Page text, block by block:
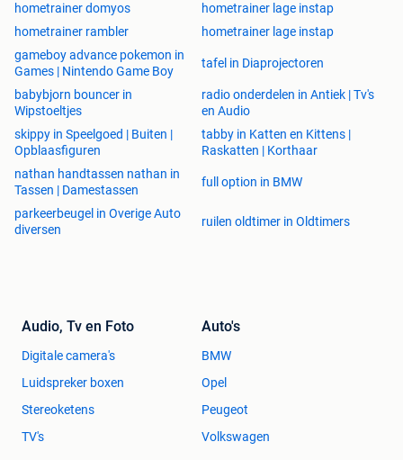
hometrainer domyos
hometrainer lage instap
hometrainer rambler
hometrainer lage instap
gameboy advance pokemon in
Games | Nintendo Game Boy
tafel in Diaprojectoren
babybjorn bouncer in
Wipstoeltjes
radio onderdelen in Antiek | Tv's
en Audio
skippy in Speelgoed | Buiten |
Opblaasfiguren
tabby in Katten en Kittens |
Raskatten | Korthaar
nathan handtassen nathan in
Tassen | Damestassen
full option in BMW
parkeerbeugel in Overige Auto
diversen
ruilen oldtimer in Oldtimers
Audio, Tv en Foto
Digitale camera's
Luidspreker boxen
Stereoketens
TV's
Auto's
BMW
Opel
Peugeot
Volkswagen